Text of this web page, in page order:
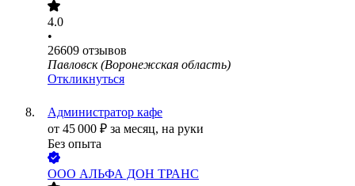
4.0
•
26609 отзывов
Павловск (Воронежская область)
Откликнуться
Администратор кафе
от 45 000 ₽ за месяц, на руки
Без опыта
ООО АЛЬФА ДОН ТРАНС